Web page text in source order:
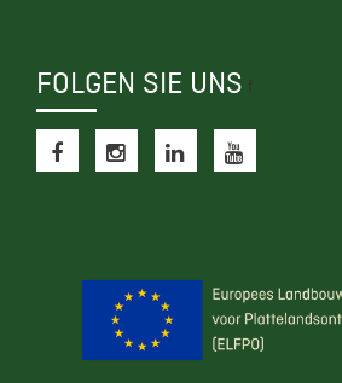
FOLGEN SIE UNS f